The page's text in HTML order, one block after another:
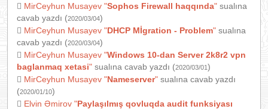
MirCeyhun Musayev "Sophos Firewall haqqında" sualına
cavab yazdı (2020/03/04)
MirCeyhun Musayev "DHCP Mİgration - Problem" sualına
cavab yazdı (2020/03/04)
MirCeyhun Musayev "Windows 10-dan Server 2k8r2 vpn
baglanmaq xetasi" sualına cavab yazdı (2020/03/01)
MirCeyhun Musayev "Nameserver" sualına cavab yazdı
(2020/01/10)
Elvin Əmirov "Paylaşılmış qovluqda audit funksiyası